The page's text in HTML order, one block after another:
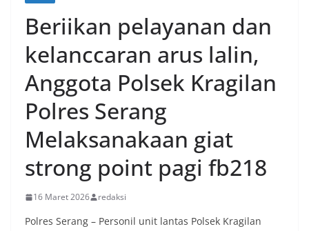
Beriikan pelayanan dan
kelanccaran arus lalin,
Anggota Polsek Kragilan
Polres Serang
Melaksanakaan giat
strong point pagi fb218
16 Maret 2026 redaksi
Polres Serang – Personil unit lantas Polsek Kragilan